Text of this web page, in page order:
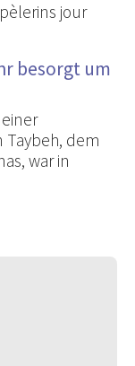
jour
besorgt um
Taybeh, dem
war in